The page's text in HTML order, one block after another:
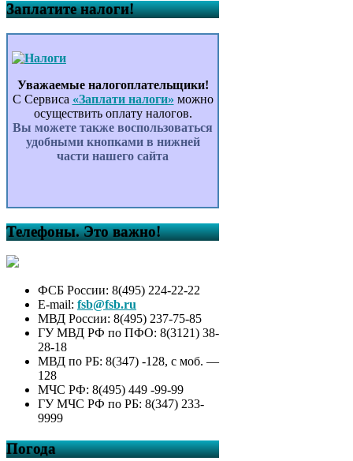
Заплатите налоги!
Уважаемые налогоплательщики!
С Сервиса «Заплати налоги» можно
осуществить оплату налогов.
Вы можете также воспользоваться
удобными кнопками в нижней
части нашего сайта
Телефоны. Это важно!
ФСБ России: 8(495) 224-22-22
E-mail: fsb@fsb.ru
МВД России: 8(495) 237-75-85
ГУ МВД РФ по ПФО: 8(3121) 38-
28-18
МВД по РБ: 8(347) -128, с моб. —
128
МЧС РФ: 8(495) 449 -99-99
ГУ МЧС РФ по РБ: 8(347) 233-
9999
Погода